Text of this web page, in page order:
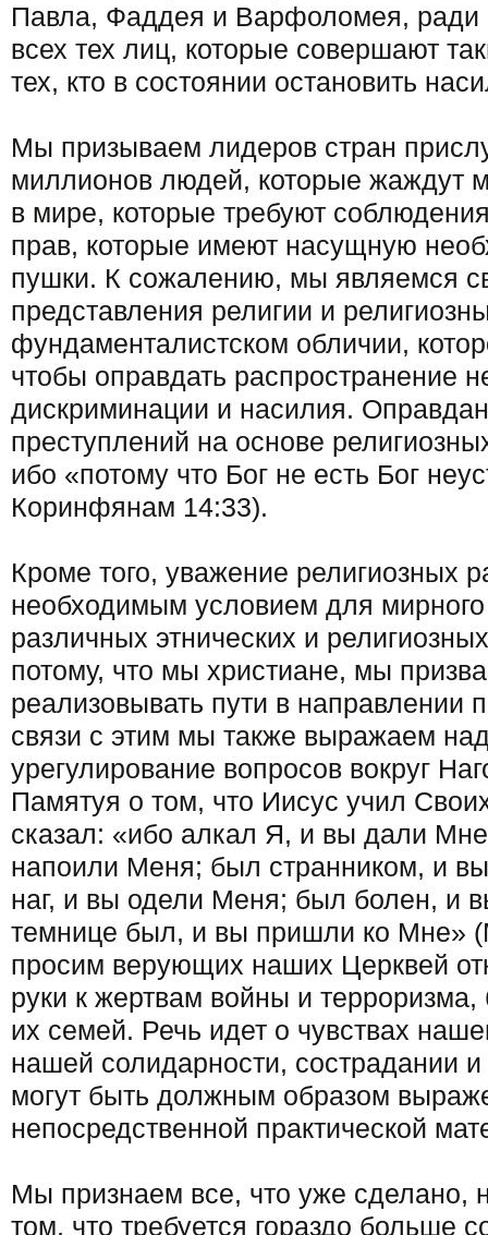
Павла, Фаддея и Варфоломея, ради
всех тех лиц, которые совершают
тех, кто в состоянии остановить
Мы призываем лидеров стран
миллионов людей, которые жаждут
в мире, которые требуют
прав, которые имеют насущную
пушки. К сожалению, мы являемся
представления религии и
фундаменталистском обличии,
чтобы оправдать распространение
дискриминации и насилия.
преступлений на основе
ибо «потому что Бог не есть Бог
Коринфянам 14:33).
Кроме того, уважение религиозных
необходимым условием для
различных этнических и
потому, что мы христиане, мы
реализовывать пути в направлении
связи с этим мы также выражаем
урегулирование вопросов вокруг
Памятуя о том, что Иисус учил
сказал: «ибо алкал Я, и вы дали
напоили Меня; был странником, и
наг, и вы одели Меня; был болен, и
темнице был, и вы пришли ко Мне»
просим верующих наших Церквей
руки к жертвам войны и
их семей. Речь идет о чувствах
нашей солидарности, сострадании
могут быть должным образом
непосредственной практической
Мы признаем все, что уже сделано,
том, что требуется гораздо больше